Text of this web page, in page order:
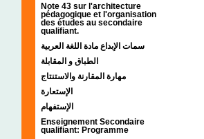
Note 43 sur l'architecture
pédagogique et l'organisation
des études au secondaire
qualifiant.
سمات الإبداع مادة اللغة العربية
الطباق و المقابلة
مهارة المقارنة والاستنتاج
الإستعارة
الإستفهام
Enseignement Secondaire
qualifiant: Programme